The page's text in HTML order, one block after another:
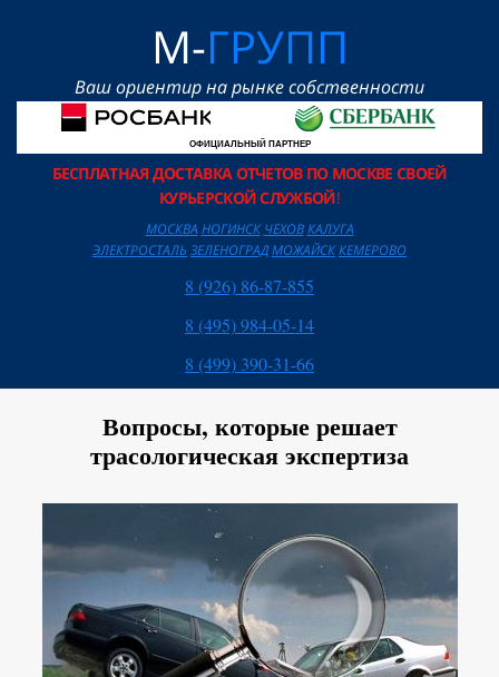
М-ГРУПП
Ваш ориентир на рынке собственности
ОФИЦИАЛЬНЫЙ ПАРТНЕР
БЕСПЛАТНАЯ ДОСТАВКА ОТЧЕТОВ ПО МОСКВЕ СВОЕЙ
КУРЬЕРСКОЙ СЛУЖБОЙ!
МОСКВА НОГИНСК ЧЕХОВ КАЛУГА
ЭЛЕКТРОСТАЛЬ ЗЕЛЕНОГРАДМОЖАЙСККЕМЕРОВО
8 (926) 86-87-855
8 (495) 984-05-14
8 (499) 390-31-66
Вопросы, которые решает
трасологическая экспертиза